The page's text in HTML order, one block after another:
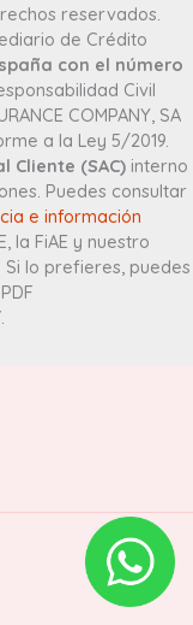
reservados.
de Crédito
con el número
Civil
COMPANY, SA
a la Ley 5/2019.
Cliente (SAC)interno
Puedes consultar
e información
la FiAE y nuestro
lo prefieres, puedes
.